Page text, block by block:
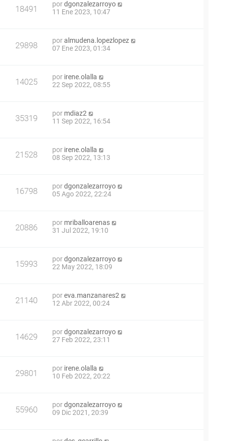
18491 pordgonzalezarroyo
11 Ene 2023, 10:47
29898 poralmudena.lopezlopez
07 Ene 2023, 01:34
14025 por irene.olalla
22 Sep 2022, 08:55
35319 por mdiaz2
11 Sep 2022, 16:54
21528 por irene.olalla
08 Sep 2022, 13:13
16798 pordgonzalezarroyo
05 Ago 2022, 22:24
20886 por mriballoarenas
31 Jul 2022, 19:10
15993 pordgonzalezarroyo
22 May 2022, 18:09
21140 poreva.manzanares2
12 Abr 2022, 00:24
14629 pordgonzalezarroyo
27 Feb 2022, 23:11
29801 por irene.olalla
10 Feb 2022, 20:22
55960 pordgonzalezarroyo
09 Dic 2021, 20:39